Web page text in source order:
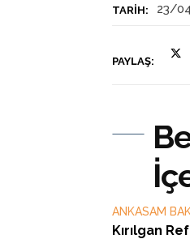
TARIH: 23/
PAYLAŞ:
ANKASAM
Kırılgan